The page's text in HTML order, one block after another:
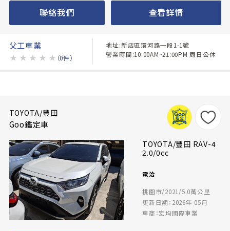
聯絡我們 查看詳情
父工車業
★ ★ ★ ★ ★ （0件）
地址:新店區環河路一段1-1號
營業時間:10:00AM~21:00PM 周日公休
TOYOTA/豐田
Goo鑑定車
TOYOTA/豐田 RAV-4
2.0/0cc
電洽
桃園市/2021/5.0萬公里
更新日期：2026年 05月
車商：宏均國際車業